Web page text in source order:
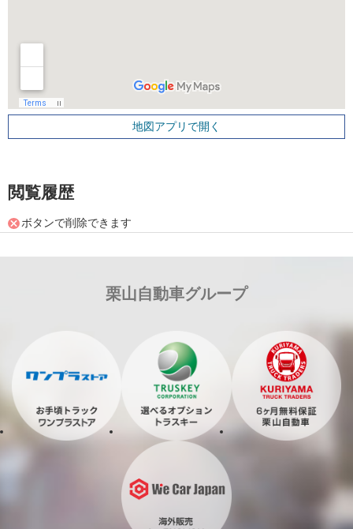
地図アプリで開く
閲覧履歴
ボタンで削除できます
栗山自動車グループ